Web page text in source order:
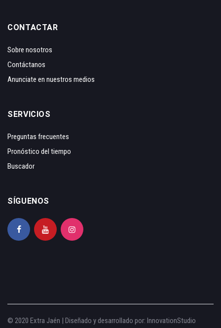
CONTACTAR
Sobre nosotros
Contáctanos
Anunciate en nuestros medios
SERVICIOS
Preguntas frecuentes
Pronóstico del tiempo
Buscador
SÍGUENOS
© 2020 Extra Jaén | Diseñado y desarrollado por: InnovationStudio